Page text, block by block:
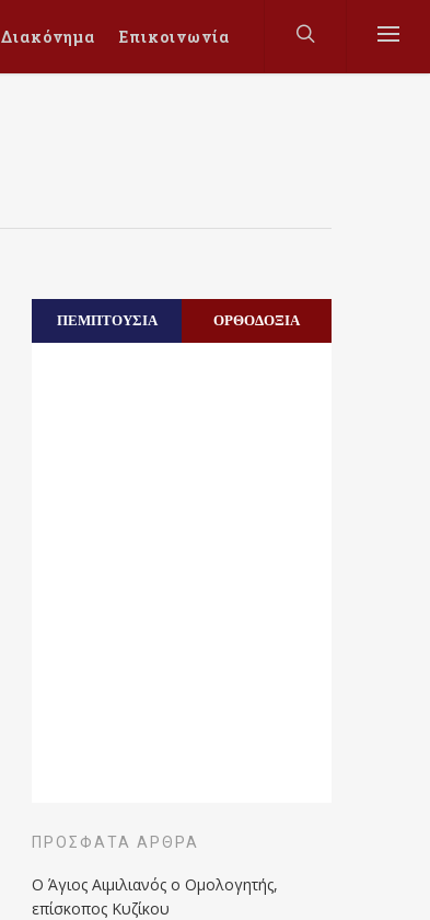
Διακόνημα Επικοινωνία
ΠΕΜΠΤΟΥΣΙΑ ΟΡΘΟΔΟΞΙΑ
ΠΡΌΣΦΑΤΑ ΆΡΘΡΑ
Ο Άγιος Αιμιλιανός ο Ομολογητής,
επίσκοπος Κυζίκου